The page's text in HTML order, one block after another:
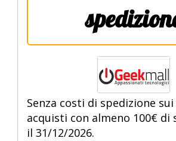
Senza costi di spedizione
acquisti con almeno 100€ di
il 31/12/2026.